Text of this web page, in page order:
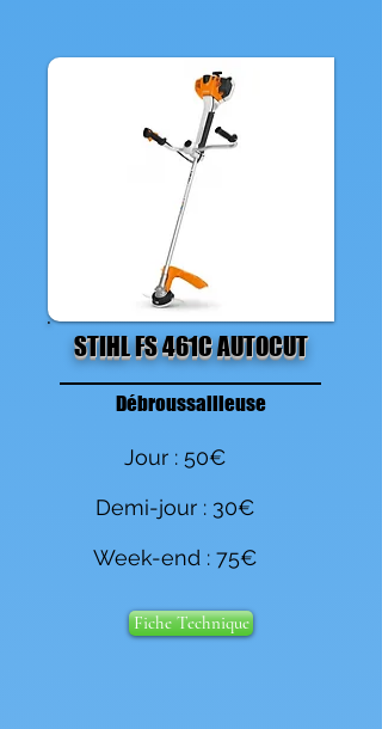
STIHL FS 461C AUTOCUT
Débroussailleuse
Jour : 50€
Demi-jour : 30€
Week-end : 75€
Fiche Technique